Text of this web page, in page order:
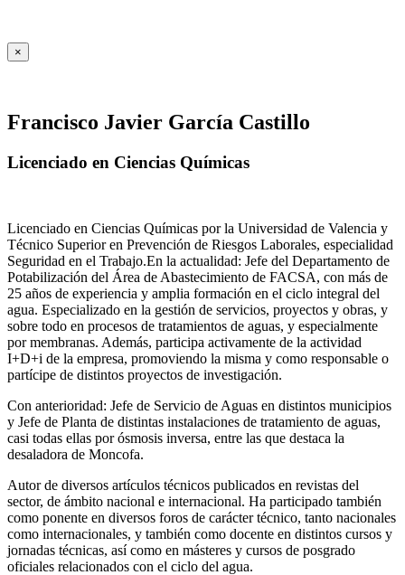
×
Francisco Javier García Castillo
Licenciado en Ciencias Químicas
Licenciado en Ciencias Químicas por la Universidad de Valencia y
Técnico Superior en Prevención de Riesgos Laborales, especialidad
Seguridad en el Trabajo.En la actualidad: Jefe del Departamento de
Potabilización del Área de Abastecimiento de FACSA, con más de
25 años de experiencia y amplia formación en el ciclo integral del
agua. Especializado en la gestión de servicios, proyectos y obras, y
sobre todo en procesos de tratamientos de aguas, y especialmente
por membranas. Además, participa activamente de la actividad
I+D+i de la empresa, promoviendo la misma y como responsable o
partícipe de distintos proyectos de investigación.
Con anterioridad: Jefe de Servicio de Aguas en distintos municipios
y Jefe de Planta de distintas instalaciones de tratamiento de aguas,
casi todas ellas por ósmosis inversa, entre las que destaca la
desaladora de Moncofa.
Autor de diversos artículos técnicos publicados en revistas del
sector, de ámbito nacional e internacional. Ha participado también
como ponente en diversos foros de carácter técnico, tanto nacionales
como internacionales, y también como docente en distintos cursos y
jornadas técnicas, así como en másteres y cursos de posgrado
oficiales relacionados con el ciclo del agua.